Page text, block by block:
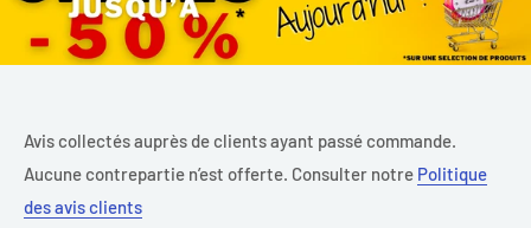
Avis collectés auprès de clients ayant passé commande.
Aucune contrepartie n’est offerte. Consulter notre Politique
des avis clients